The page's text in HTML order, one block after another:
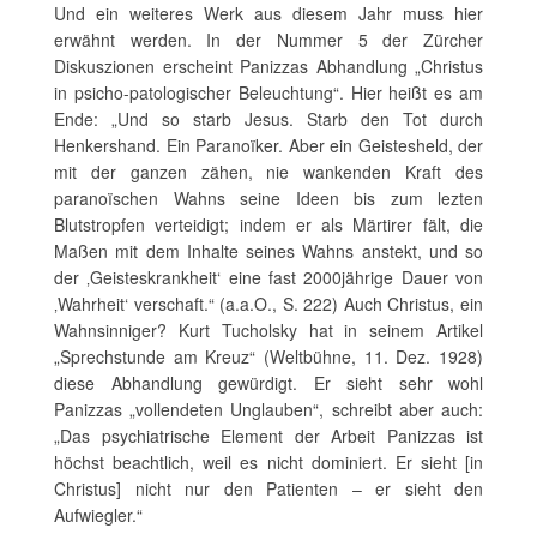
Und ein weiteres Werk aus diesem Jahr muss hier
erwähnt werden. In der Nummer 5 der Zürcher
Diskuszionen erscheint Panizzas Abhandlung „Christus
in psicho-patologischer Beleuchtung“. Hier heißt es am
Ende: „Und so starb Jesus. Starb den Tot durch
Henkershand. Ein Paranoïker. Aber ein Geistesheld, der
mit der ganzen zähen, nie wankenden Kraft des
paranoïschen Wahns seine Ideen bis zum lezten
Blutstropfen verteidigt; indem er als Märtirer fält, die
Maßen mit dem Inhalte seines Wahns anstekt, und so
der ‚Geisteskrankheit‘ eine fast 2000jährige Dauer von
‚Wahrheit‘ verschaft.“ (a.a.O., S. 222) Auch Christus, ein
Wahnsinniger? Kurt Tucholsky hat in seinem Artikel
„Sprechstunde am Kreuz“ (Weltbühne, 11. Dez. 1928)
diese Abhandlung gewürdigt. Er sieht sehr wohl
Panizzas „vollendeten Unglauben“, schreibt aber auch:
„Das psychiatrische Element der Arbeit Panizzas ist
höchst beachtlich, weil es nicht dominiert. Er sieht [in
Christus] nicht nur den Patienten – er sieht den
Aufwiegler.“